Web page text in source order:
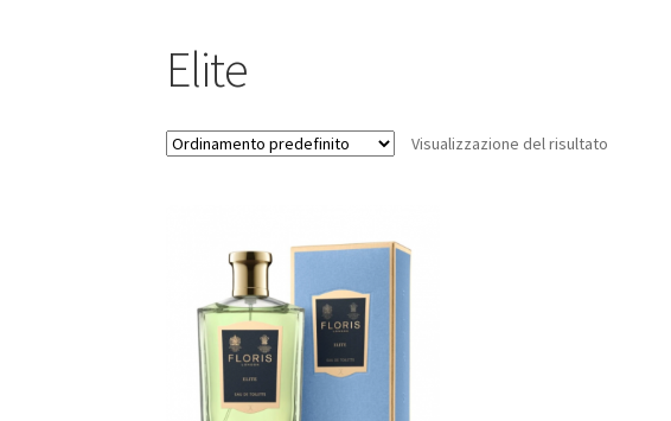
Elite
Visualizzazione del risultato